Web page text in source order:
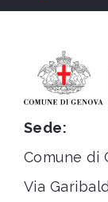
Sede:
Comune di
Via